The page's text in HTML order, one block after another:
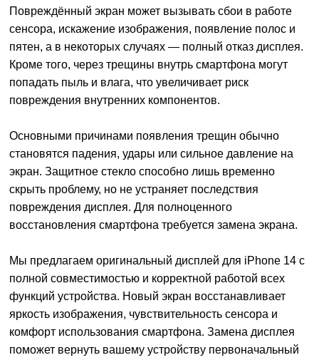
Повреждённый экран может вызывать сбои в работе
сенсора, искажение изображения, появление полос и
пятен, а в некоторых случаях — полный отказ дисплея.
Кроме того, через трещины внутрь смартфона могут
попадать пыль и влага, что увеличивает риск
повреждения внутренних компонентов.
Основными причинами появления трещин обычно
становятся падения, удары или сильное давление на
экран. Защитное стекло способно лишь временно
скрыть проблему, но не устраняет последствия
повреждения дисплея. Для полноценного
восстановления смартфона требуется замена экрана.
Мы предлагаем оригинальный дисплей для iPhone 14 с
полной совместимостью и корректной работой всех
функций устройства. Новый экран восстанавливает
яркость изображения, чувствительность сенсора и
комфорт использования смартфона. Замена дисплея
поможет вернуть вашему устройству первоначальный